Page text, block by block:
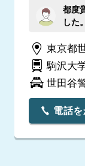
都度
した
東京都
駒沢大
世田谷
電話